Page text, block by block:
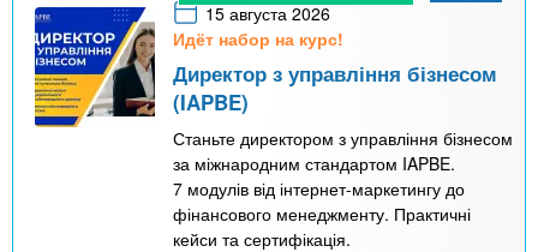
15 августа 2026
Идёт набор на курс!
Директор з управління бізнесом
(IAPBE)
Станьте директором з управління бізнесом
за міжнародним стандартом IAPBE.
7 модулів від інтернет-маркетингу до
фінансового менеджменту. Практичні
кейси та сертифікація.